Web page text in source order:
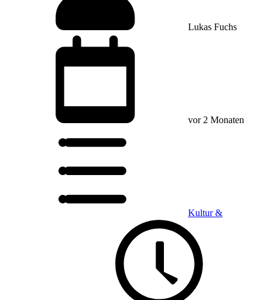
Lukas Fuchs
vor 2 Monaten
Kultur &